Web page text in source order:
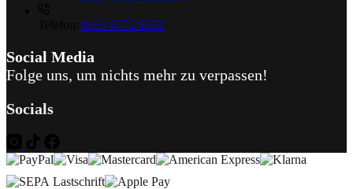
0151 6772 6555
Social Media
Folge uns, um nichts mehr zu verpassen!
Socials